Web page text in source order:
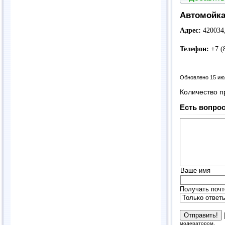
Адрес:
Телефон: +7
Обновлено 15
Количество
Есть
Ваше имя
Получать
модератором.